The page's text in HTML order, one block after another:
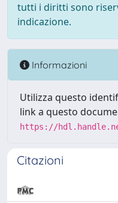
tutti i diritti sono
indicazione.
Informazioni
Utilizza questo
link a questo
https://
Citazioni